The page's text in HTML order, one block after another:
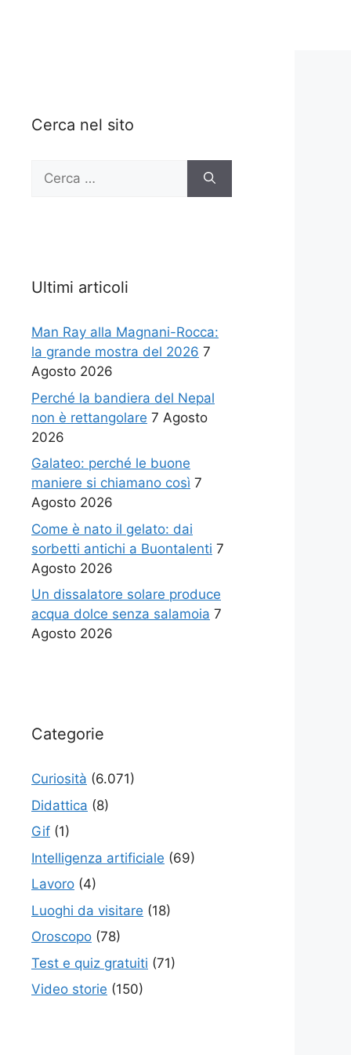
Cerca nel sito
Ricerca
Ultimi articoli
Man Ray alla Magnani-Rocca:
la grande mostra del 2026 7
Agosto 2026
Perché la bandiera del Nepal
non è rettangolare 7 Agosto
2026
Galateo: perché le buone
maniere si chiamano così 7
Agosto 2026
Come è nato il gelato: dai
sorbetti antichi a Buontalenti 7
Agosto 2026
Un dissalatore solare produce
acqua dolce senza salamoia 7
Agosto 2026
Categorie
Curiosità (6.071)
Didattica (8)
Gif (1)
Intelligenza artificiale (69)
Lavoro (4)
Luoghi da visitare (18)
Oroscopo (78)
Test e quiz gratuiti (71)
Video storie (150)